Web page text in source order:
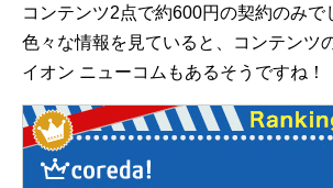
コンテンツ2点で約600円の契約のみで
色々な情報を見ていると、コンテンツ
イオン ニューコムもあるそうですね！